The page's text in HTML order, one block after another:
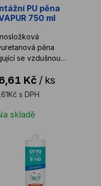
PU pěna
750 ml
pěna
se vzdušnou
Kč / ks
s DPH
skladě
750 ml ZIMNÍ
na dřevo OTTOSEAL